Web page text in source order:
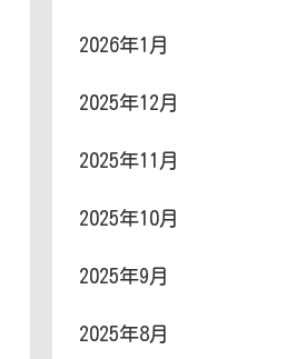
2026年1月
2025年12月
2025年11月
2025年10月
2025年9月
2025年8月